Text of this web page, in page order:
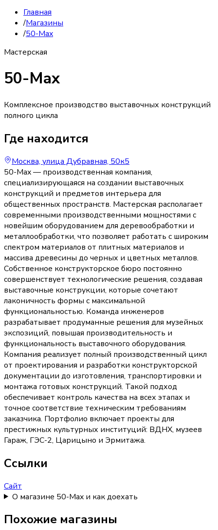
Главная
/Магазины
/50-Max
Мастерская
50-Max
Комплексное производство выставочных конструкций
полного цикла
Где находится
Москва, улица Дубравная, 50к5
50-Max — производственная компания,
специализирующаяся на создании выставочных
конструкций и предметов интерьера для
общественных пространств. Мастерская располагает
современными производственными мощностями с
новейшим оборудованием для деревообработки и
металлообработки, что позволяет работать с широким
спектром материалов от плитных материалов и
массива древесины до черных и цветных металлов.
Собственное конструкторское бюро постоянно
совершенствует технологические решения, создавая
выставочные конструкции, которые сочетают
лаконичность формы с максимальной
функциональностью. Команда инженеров
разрабатывает продуманные решения для музейных
экспозиций, повышая производительность и
функциональность выставочного оборудования.
Компания реализует полный производственный цикл
от проектирования и разработки конструкторской
документации до изготовления, транспортировки и
монтажа готовых конструкций. Такой подход
обеспечивает контроль качества на всех этапах и
точное соответствие техническим требованиям
заказчика. Портфолио включает проекты для
престижных культурных институций: ВДНХ, музеев
Гараж, ГЭС-2, Царицыно и Эрмитажа.
Ссылки
Сайт
О магазине 50-Max и как доехать
Похожие магазины